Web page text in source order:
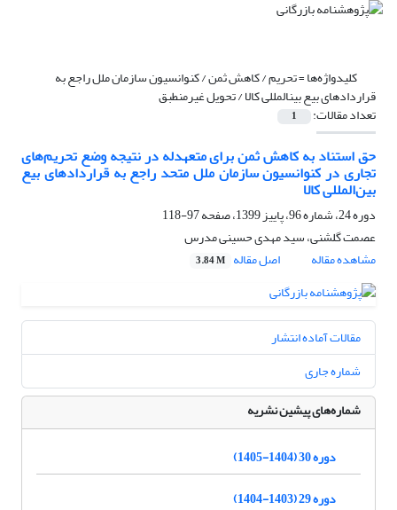
کلیدواژه‌ها =تحریم / کاهش ثمن / کنوانسیون سازمان ملل راجع به
قراردادهای بیع بینالمللی کالا / تحویل غیرمنطبق
تعداد مقالات: 1
حق استناد به کاهش ثمن برای متعهدله در نتیجه وضع تحریم‌های
تجاری در کنوانسیون سازمان ملل متحد راجع به قراردادهای بیع
بین‌المللی کالا
دوره 24، شماره 96، پاییز 1399، صفحه
97-118
عصمت گلشنی، سید مهدی حسینی مدرس
مشاهده مقاله
اصل مقاله 3.84 M
مقالات آماده انتشار
شماره جاری
شماره‌های پیشین نشریه
دوره 30 (1404-1405)
دوره 29 (1403-1404)